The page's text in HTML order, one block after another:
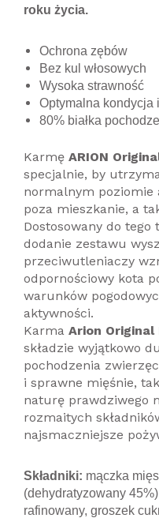
roku życia.
Ochrona zębów
Bez kul włosowych
Wysoka strawność
Optymalna kondycja
80% białka
Karmę ARION
specjalnie, by
normalnym poziomie
poza mieszkanie, a
Dostosowany do tego
dodanie zestawu
przeciwutleniaczy
odpornościowy kota
warunków
aktywności.
Karma Arion Original
składzie wyjątkowo
pochodzenia
i sprawne mięśnie,
naturę prawdziwego
rozmaitych
najsmaczniejsze
Składniki: mączka
(dehydratyzowany
rafinowany, groszek